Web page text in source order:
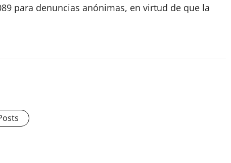
para denuncias anónimas, en virtud de que la